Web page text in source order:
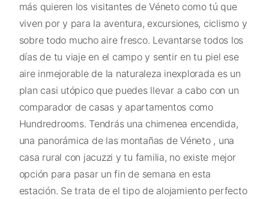
más quieren los visitantes de Véneto como tú que
viven por y para la aventura, excursiones, ciclismo y
sobre todo mucho aire fresco. Levantarse todos los
días de tu viaje en el campo y sentir en tu piel ese
aire inmejorable de la naturaleza inexplorada es un
plan casi utópico que puedes llevar a cabo con un
comparador de casas y apartamentos como
Hundredrooms. Tendrás una chimenea encendida,
una panorámica de las montañas de Véneto , una
casa rural con jacuzzi y tu familia, no existe mejor
opción para pasar un fin de semana en esta
estación. Se trata de el tipo de alojamiento perfecto